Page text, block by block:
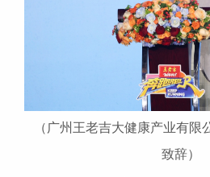
（广州王老吉大健康产业有限
致辞）